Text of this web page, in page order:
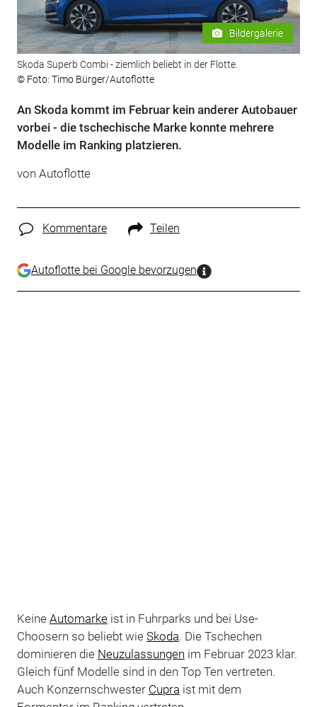
Bildergalerie
Skoda Superb Combi - ziemlich beliebt in der Flotte.
© Foto: Timo Bürger/Autoflotte
An Skoda kommt im Februar kein anderer Autobauer
vorbei - die tschechische Marke konnte mehrere
Modelle im Ranking platzieren.
von Autoflotte
Kommentare Teilen
Autoflotte bei Google bevorzugen
Keine Automarkeist in Fuhrparks und bei Use-
Choosern so beliebt wie Skoda. Die Tschechen
dominieren die Neuzulassungen im Februar 2023 klar.
Gleich fünf Modelle sind in den Top Ten vertreten.
Auch Konzernschwester Cupra ist mit dem